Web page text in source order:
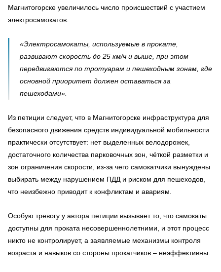
Магнитогорске увеличилось число происшествий с участием
электросамокатов.
«Электросамокаты, используемые в прокате,
развивают скорость до 25 км/ч и выше, при этом
передвигаются по тротуарам и пешеходным зонам, где
основной приоритет должен оставаться за
пешеходами».
Из петиции следует, что в Магнитогорске инфраструктура для
безопасного движения средств индивидуальной мобильности
практически отсутствует: нет выделенных велодорожек,
достаточного количества парковочных зон, чёткой разметки и
зон ограничения скорости, из-за чего самокатчики вынуждены
выбирать между нарушением ПДД и риском для пешеходов,
что неизбежно приводит к конфликтам и авариям.
Особую тревогу у автора петиции вызывает то, что самокаты
доступны для проката несовершеннолетними, и этот процесс
никто не контролирует, а заявляемые механизмы контроля
возраста и навыков со стороны прокатчиков – неэффективны.